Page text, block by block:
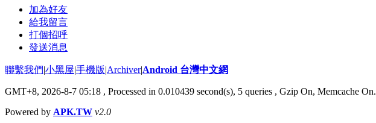
加為好友
給我留言
打個招呼
發送消息
聯繫我們|小黑屋|手機版|Archiver|Android 台灣中文網
GMT+8, 2026-8-7 05:18 , Processed in 0.010439 second(s), 5 queries , Gzip On, Memcache On.
Powered by APK.TW v2.0